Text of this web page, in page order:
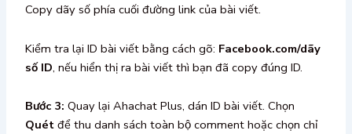
Copy dãy số phía cuối đường link của bài viết.
Kiểm tra lại ID bài viết bằng cách gõ: Facebook.com/dãy
số ID, nếu hiển thị ra bài viết thì bạn đã copy đúng ID.
Bước 3:Quay lại Ahachat Plus, dán ID bài viết. Chọn
Quétđể thu danh sách toàn bộ comment hoặc chọn chỉ